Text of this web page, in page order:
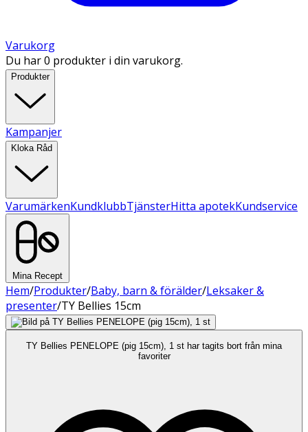
Varukorg
Du har 0 produkter i din varukorg.
Produkter
Kampanjer
Kloka Råd
VarumärkenKundklubbTjänsterHitta apotekKundservice
Mina Recept
Hem/Produkter/Baby, barn & förälder/Leksaker &
presenter/TY Bellies 15cm
TY Bellies PENELOPE (pig 15cm), 1 st har tagits bort från mina
favoriter